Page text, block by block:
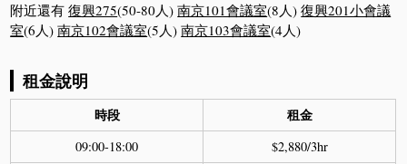
附近還有復興275(50-80人)南京101會議室(8人)復興201小會議
室(6人)南京102會議室(5人)南京103會議室(4人)
租金說明
時段 租金
09:00-18:00
$2,880/3hr